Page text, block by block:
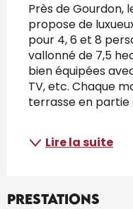
Près de Gourdon,
propose de
pour 4, 6 et 8
vallonné de 7,5
bien équipées
TV, etc. Chaque
terrasse en partie
Lire la suite
Prestations